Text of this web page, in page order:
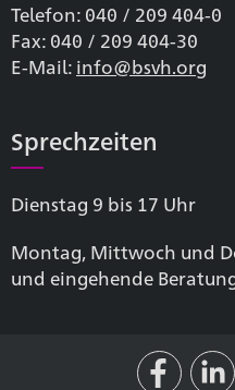
Telefon: 040 / 209 404-0
Fax: 040 / 209 404-30
E-Mail: info@bsvh.org
Sprechzeiten
Dienstag 9 bis 17 Uhr
Montag, Mittwoch und
und eingehende